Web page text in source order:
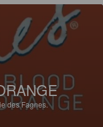
des Fagnes.